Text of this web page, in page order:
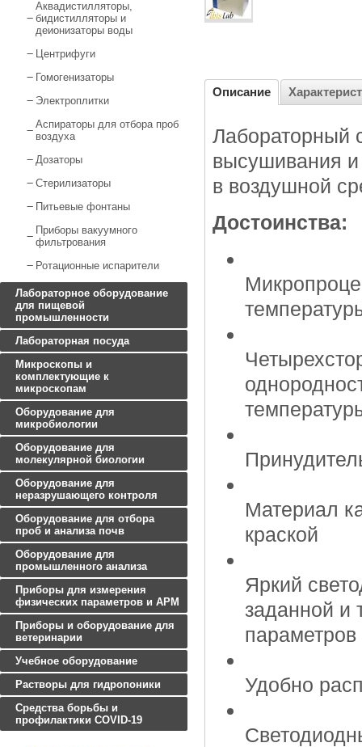
Описание
Лабораторный
высушивания и
в воздушной
Достоинства:
Материал
краской
Яркий
заданной и
параметров
Удобно
Аквадистилляторы,
бидистилляторы и
деионизаторы воды
Центрифуги
Гомогенизаторы
Электроплитки
Аспираторы для отбора проб
воздуха
Дозаторы
Стерилизаторы
Питьевые фонтаны
Приборы вакуумного
фильтрования
Ротационные испарители
Лабораторное оборудование
для пищевой
промышленности
Лабораторная посуда
Микроскопы и
комплектующие к
микроскопам
Оборудование для
микробиологии
Оборудование для
молекулярной биологии
Оборудование для
неразрушающего контроля
Оборудование для отбора
проб и анализа почв
Оборудование для
промышленного анализа
Приборы для измерения
физических параметров и АРМ
Приборы и оборудование для
ветеринарии
Учебное оборудование
Растворы для гидропоники
Средства борьбы и
профилактики COVID-19